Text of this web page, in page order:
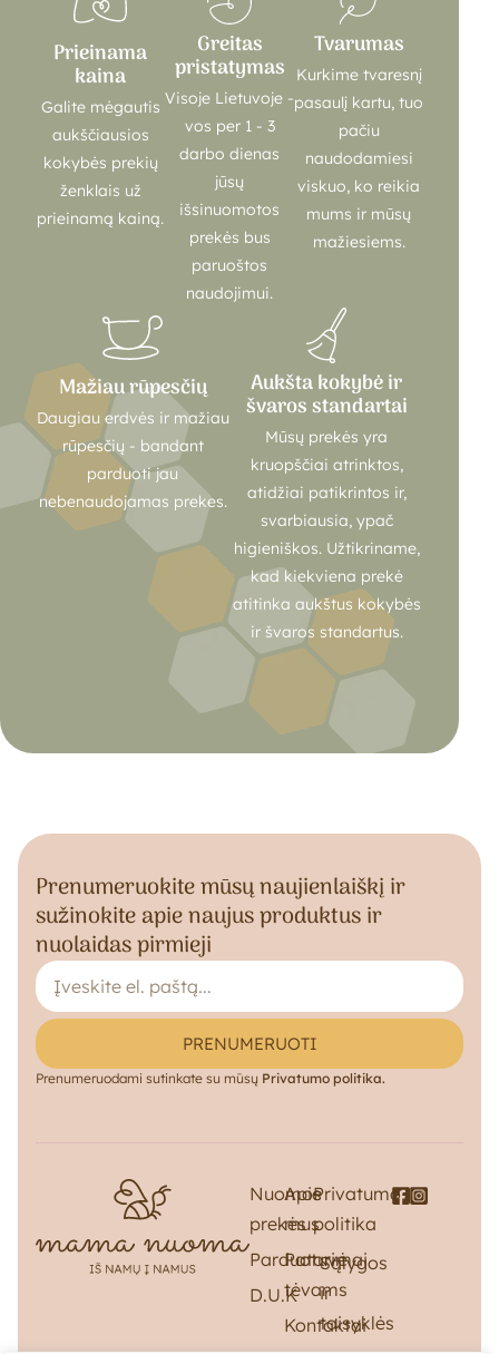
Prieinama
kaina
Galite mėgautis
aukščiausios
kokybės prekių
ženklais už
prieinamą kainą.
Greitas
pristatymas
Visoje Lietuvoje -
vos per 1 - 3
darbo dienas
jūsų
išsinuomotos
prekės bus
paruoštos
naudojimui.
Tvarumas
Kurkime tvaresnį
pasaulį kartu, tuo
pačiu
naudodamiesi
viskuo, ko reikia
mums ir mūsų
mažiesiems.
Mažiau rūpesčių
Daugiau erdvės ir mažiau
rūpesčių - bandant
parduoti jau
nebenaudojamas prekes.
Aukšta kokybė ir
švaros standartai
Mūsų prekės yra
kruopščiai atrinktos,
atidžiai patikrintos ir,
svarbiausia, ypač
higieniškos. Užtikriname,
kad kiekviena prekė
atitinka aukštus kokybės
ir švaros standartus.
Prenumeruokite mūsų naujienlaiškį ir
sužinokite apie naujus produktus ir
nuolaidas pirmieji
PRENUMERUOTI
Prenumeruodami sutinkate su mūsų Privatumo politika.
Nuomos
prekės
Parduotuvė
D.U.K
Apie
mus
Patarimai
tėvams
Kontaktai
Privatumo
politika
Sąlygos
ir
taisyklės